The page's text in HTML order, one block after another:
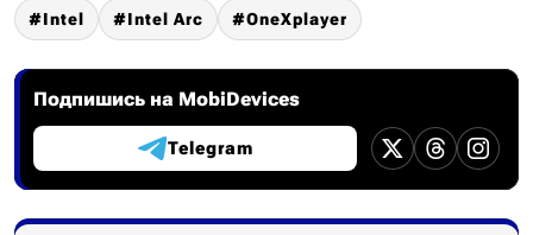
Intel Intel Arc OneXplayer
Подпишись на MobiDevices
Telegram